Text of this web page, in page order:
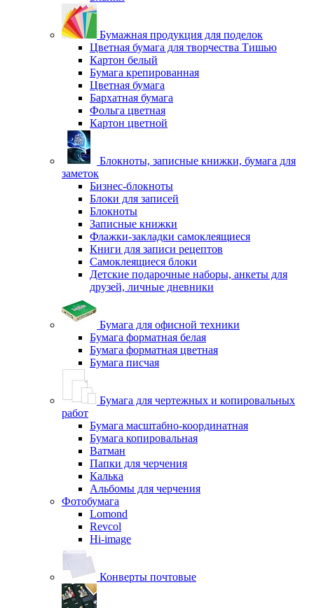
Бумажная продукция для поделок
Цветная бумага для творчества Тишью
Картон белый
Бумага крепированная
Цветная бумага
Бархатная бумага
Фольга цветная
Картон цветной
Блокноты, записные книжки, бумага для
заметок
Бизнес-блокноты
Блоки для записей
Блокноты
Записные книжки
Флажки-закладки самоклеящиеся
Книги для записи рецептов
Самоклеящиеся блоки
Детские подарочные наборы, анкеты для
друзей, личные дневники
Бумага для офисной техники
Бумага форматная белая
Бумага форматная цветная
Бумага писчая
Бумага для чертежных и копировальных
работ
Бумага масштабно-координатная
Бумага копировальная
Ватман
Папки для черчения
Калька
Альбомы для черчения
Фотобумага
Lomond
Revcol
Hi-image
Конверты почтовые